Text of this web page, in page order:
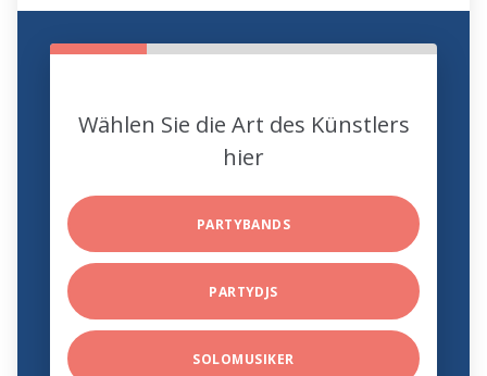
Wählen Sie die Art des Künstlers
hier
PARTYBANDS
PARTYDJS
SOLOMUSIKER